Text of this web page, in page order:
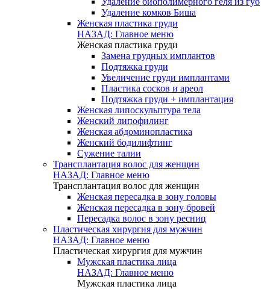
Удаление комков Биша
Женская пластика груди
НАЗАД: Главное меню
Женская пластика груди
Замена грудных имплантов
Подтяжка груди
Увеличение груди имплантами
Пластика сосков и ареол
Подтяжка груди + имплантация
Женская липоскульптура тела
Женский липофилинг
Женская абдоминопластика
Женский бодилифтинг
Сужение талии
Трансплантация волос для женщин
НАЗАД: Главное меню
Трансплантация волос для женщин
Женская пересадка в зону головы
Женская пересадка в зону бровей
Пересадка волос в зону ресниц
Пластическая хирургия для мужчин
НАЗАД: Главное меню
Пластическая хирургия для мужчин
Мужская пластика лица
НАЗАД: Главное меню
Мужская пластика лица